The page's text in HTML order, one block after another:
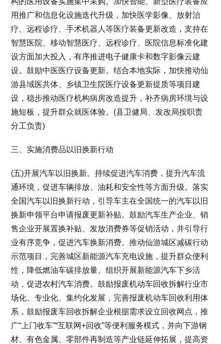
用推广和信息化设施迭代升级，加快医学影像、放射治
疗、远程诊疗、手术机器人等医疗装备更新改造，支持在
智慧医院、移动智慧医疗、远程诊疗、医院信息标准化建
设方面加大投入，有序推进电子健康卡和数字影像云建
设。鼓励中医医疗设备更新。结合本地实际，加快推动仙
游县域医共体、乡镇卫生院医疗设备更新提质等项目建
设，稳步推动医疗机构病房改造提升，补齐病房环境与设
施短板，提升群众就医体验。(县卫健局、发改局按职责
分工负责)
三、实施消费品以旧换新行动
(五)开展汽车以旧换新。持续促进汽车消费，提升汽车流
通环境，促进车辆排放、油耗和安全性等方面升级。落实
全国汽车以旧换新行动，引导车主在全国统一的汽车以旧
换新申领平台申请报废更新补贴。鼓励汽车生产企业、销
售企业开展置换补贴、发放消费券等促销活动，并引导行
业有序竞争，促进汽车换新消费。推动仙游城区减碳行动
示范项目，完善城区新能源汽车充电设施，提升群众便利
性，降低燃油车碳排放量。组织开展新能源汽车下乡活
动，促进农村汽车消费。鼓励报废机动车回收拆解行业市
场化、专业化、集约化发展，完善报废机动车回收利用体
系，鼓励报废车回收拆解企业根据需求设立回收网点，推
广“上门收车”“互联网+回收”等便利服务模式，并向下游钢
材、有色金属、零部件再制造等产业链延伸拓展，提高资